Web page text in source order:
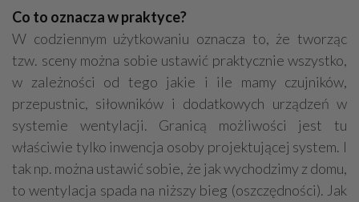
Co to oznacza w praktyce?
W codziennym użytkowaniu oznacza to, że tworząc
tzw. sceny można sobie ustawić praktycznie wszystko,
w zależności od tego jakie i ile mamy czujników,
przepustnic, siłowników i dodatkowych urządzeń w
systemie wentylacji. Granicą możliwości jest tu
właściwie tylko inwencja osoby projektującej system. I
tak np. można ustawić sobie, że jak wychodzimy z domu,
to wentylacja spada na niższy bieg (oszczędności). Jak